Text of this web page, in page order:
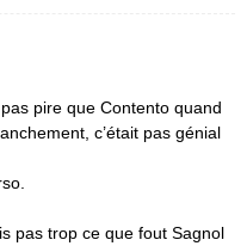
pire que Contento quand
c’était pas génial
pas trop ce que fout Sagnol